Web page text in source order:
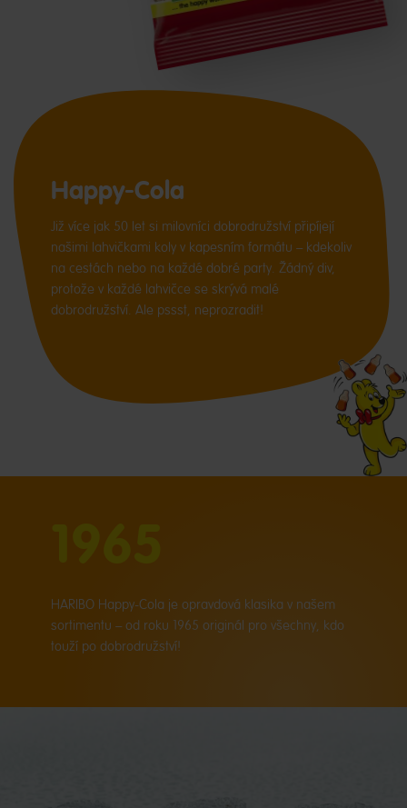
Happy-Cola
Již více jak 50 let si milovníci dobrodružství připíjejí
našimi lahvičkami koly v kapesním formátu – kdekoliv
na cestách nebo na každé dobré party. Žádný div,
protože v každé lahvičce se skrývá malé
dobrodružství. Ale pssst, neprozradit!
HARIBO Happy-Cola je opravdová klasika v našem
sortimentu – od roku 1965 originál pro všechny, kdo
touží po dobrodružství!